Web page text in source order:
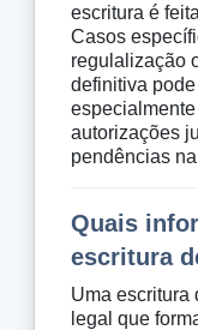
escritura é
Casos
regulalização
definitiva
autorizações
pendências
Quais
escritura
Uma escritura
legal que